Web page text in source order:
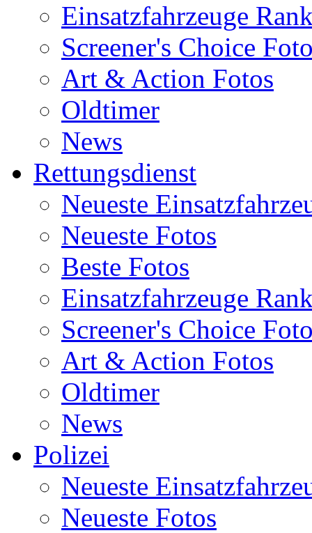
Einsatzfahrzeuge
Screener's Choice
Art & Action Fotos
Oldtimer
News
Rettungsdienst
Neueste
Neueste Fotos
Beste Fotos
Einsatzfahrzeuge
Screener's Choice
Art & Action Fotos
Oldtimer
News
Polizei
Neueste
Neueste Fotos